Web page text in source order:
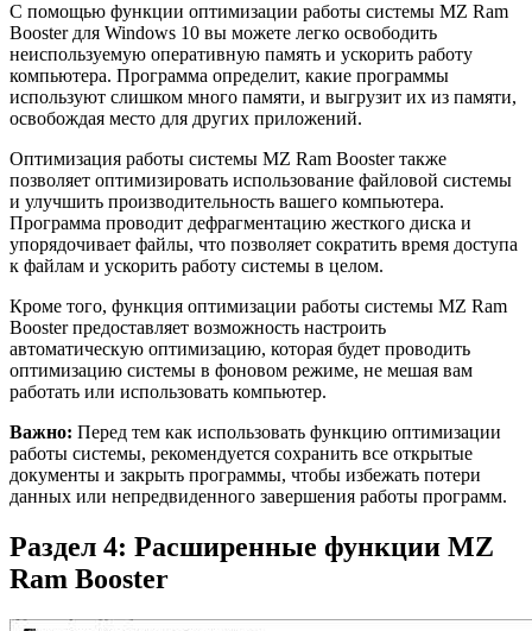
С помощью функции оптимизации работы системы MZ Ram
Booster для Windows 10 вы можете легко освободить
неиспользуемую оперативную память и ускорить работу
компьютера. Программа определит, какие программы
используют слишком много памяти, и выгрузит их из памяти,
освобождая место для других приложений.
Оптимизация работы системы MZ Ram Booster также
позволяет оптимизировать использование файловой системы
и улучшить производительность вашего компьютера.
Программа проводит дефрагментацию жесткого диска и
упорядочивает файлы, что позволяет сократить время доступа
к файлам и ускорить работу системы в целом.
Кроме того, функция оптимизации работы системы MZ Ram
Booster предоставляет возможность настроить
автоматическую оптимизацию, которая будет проводить
оптимизацию системы в фоновом режиме, не мешая вам
работать или использовать компьютер.
Важно: Перед тем как использовать функцию оптимизации
работы системы, рекомендуется сохранить все открытые
документы и закрыть программы, чтобы избежать потери
данных или непредвиденного завершения работы программ.
Раздел 4: Расширенные функции MZ
Ram Booster